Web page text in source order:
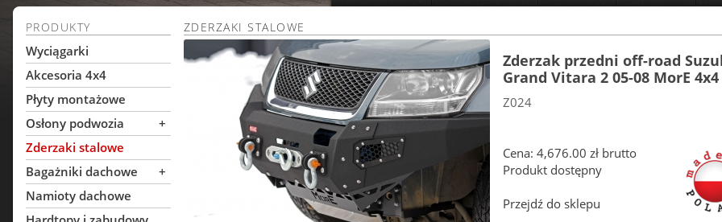
PRODUKTY
Wyciągarki
Akcesoria 4x4
Płyty montażowe
Osłony podwozia
+
Zderzaki stalowe
Bagażniki dachowe
+
Namioty dachowe
ZDERZAKI STALOWE
Zderzak przedni off-road
Grand Vitara 2 05-08 MorE 4x4
Z024
Cena: 4,676.00 zł brutto
Produkt dostępny
Przejdź do sklepu